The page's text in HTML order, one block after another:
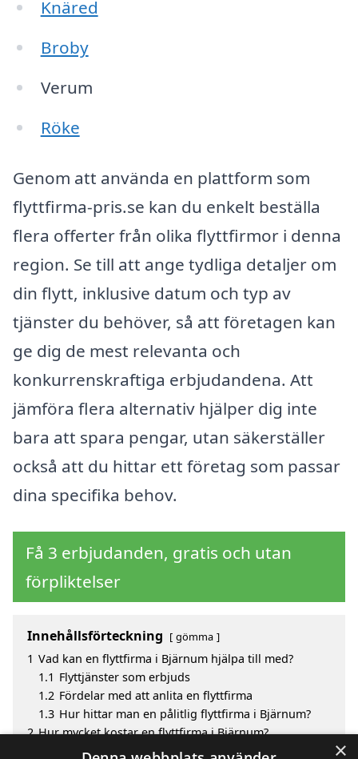
Knäred
Broby
Verum
Röke
Genom att använda en plattform som
flyttfirma-pris.se kan du enkelt beställa
flera offerter från olika flyttfirmor i denna
region. Se till att ange tydliga detaljer om
din flytt, inklusive datum och typ av
tjänster du behöver, så att företagen kan
ge dig de mest relevanta och
konkurrenskraftiga erbjudandena. Att
jämföra flera alternativ hjälper dig inte
bara att spara pengar, utan säkerställer
också att du hittar ett företag som passar
dina specifika behov.
Få 3 erbjudanden, gratis och utan
förpliktelser
Innehållsförteckning gömma
1 Vad kan en flyttfirma i Bjärnum hjälpa till med?
1.1 Flyttjänster som erbjuds
1.2 Fördelar med att anlita en flyttfirma
1.3 Hur hittar man en pålitlig flyttfirma i Bjärnum?
2 Hur mycket kostar en flyttfirma i Bjärnum?
Fördelar med att välja flyttfirma i Bjärnum ×